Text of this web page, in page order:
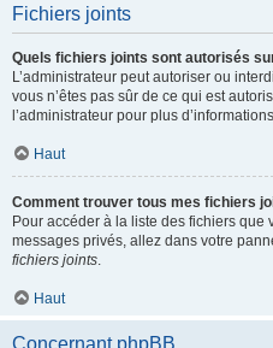
Fichiers joints
Quels fichiers joints sont autorisés
L’administrateur peut autoriser ou
vous n’êtes pas sûr de ce qui est
l’administrateur pour plus
Haut
Comment trouver tous mes fichiers
Pour accéder à la liste des fichiers que
messages privés, allez dans votre
fichiers joints.
Haut
Concernant phpBB